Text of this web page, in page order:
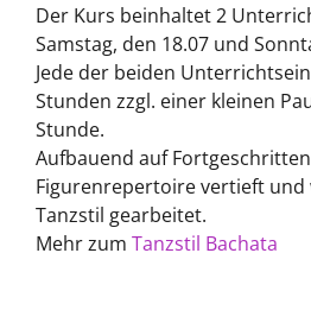
Der Kurs beinhaltet 2
Samstag, den 18.07 und
Jede der beiden
Stunden zzgl. einer kleinen
Stunde.
Aufbauend auf
Figurenrepertoire vertieft und
Tanzstil gearbeitet.
Mehr zum Tanzstil Bachata